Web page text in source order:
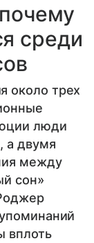
среди
около трех
люди
а двумя
между
сон»
вплоть